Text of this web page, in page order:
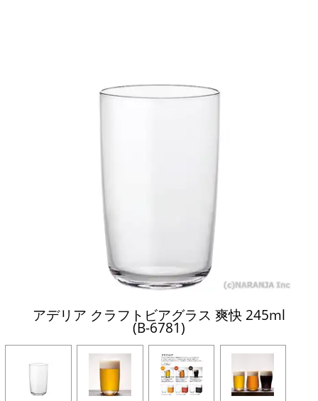
アデリア クラフトビアグラス 爽快 245ml
(B-6781)